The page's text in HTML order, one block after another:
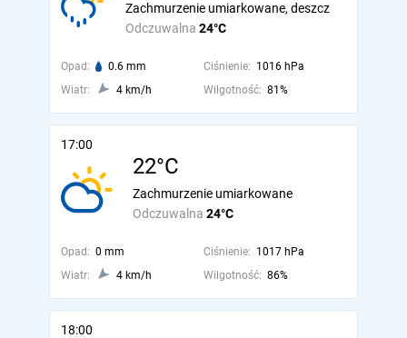
Odczuwalna 24°C
Zachmurzenie umiarkowane, deszcz
Opad: 0.6 mm Ciśnienie: 1016 hPa
Wiatr:
4 km/h Wilgotność: 81%
17:00
22°C
Odczuwalna 24°C
Zachmurzenie umiarkowane
Opad: 0 mm Ciśnienie: 1017 hPa
Wiatr:
4 km/h Wilgotność: 86%
18:00